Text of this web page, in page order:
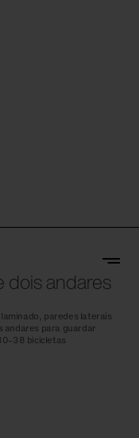
dois andares
paredes laterais
andares para guardar
bicicletas